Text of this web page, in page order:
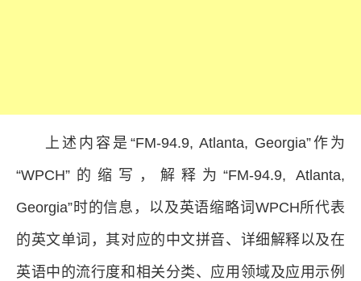
上述内容是“FM-94.9, Atlanta, Georgia”作为
“WPCH”的缩写，解释为“FM-94.9, Atlanta,
Georgia”时的信息，以及英语缩略词WPCH所代表
的英文单词，其对应的中文拼音、详细解释以及在
英语中的流行度和相关分类、应用领域及应用示例